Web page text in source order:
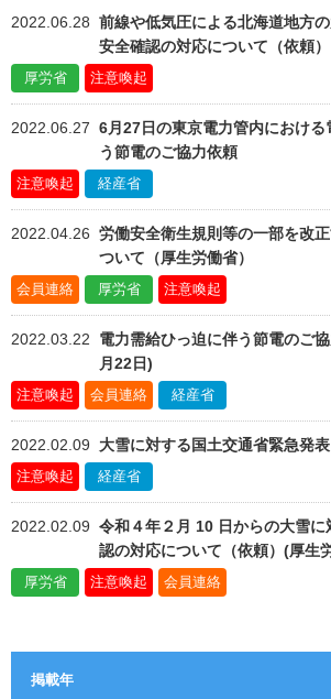
2022.06.28 前線や低気圧による北海道地方
安全確認の対応について（依頼）
厚労省 注意喚起
2022.06.27 6月27日の東京電力管内におけ
う節電のご協力依頼
注意喚起 経産省
2022.04.26 労働安全衛生規則等の一部を改
ついて（厚生労働省）
会員連絡 厚労省 注意喚起
2022.03.22
電力需給ひっ迫に伴う節電のご
月22日)
注意喚起 会員連絡 経産省
2022.02.09 大雪に対する国土交通省緊急発表
注意喚起 経産省
2022.02.09 令和４年２月 10 日からの大雪
認の対応について（依頼）(厚生
厚労省 注意喚起 会員連絡
掲載年